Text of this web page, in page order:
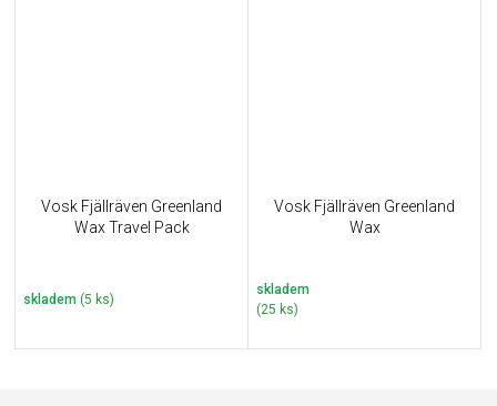
Vosk Fjällräven Greenland
Wax Travel Pack
skladem (5 ks)
Vosk Fjällräven Greenland
Wax
skladem
(25 ks)